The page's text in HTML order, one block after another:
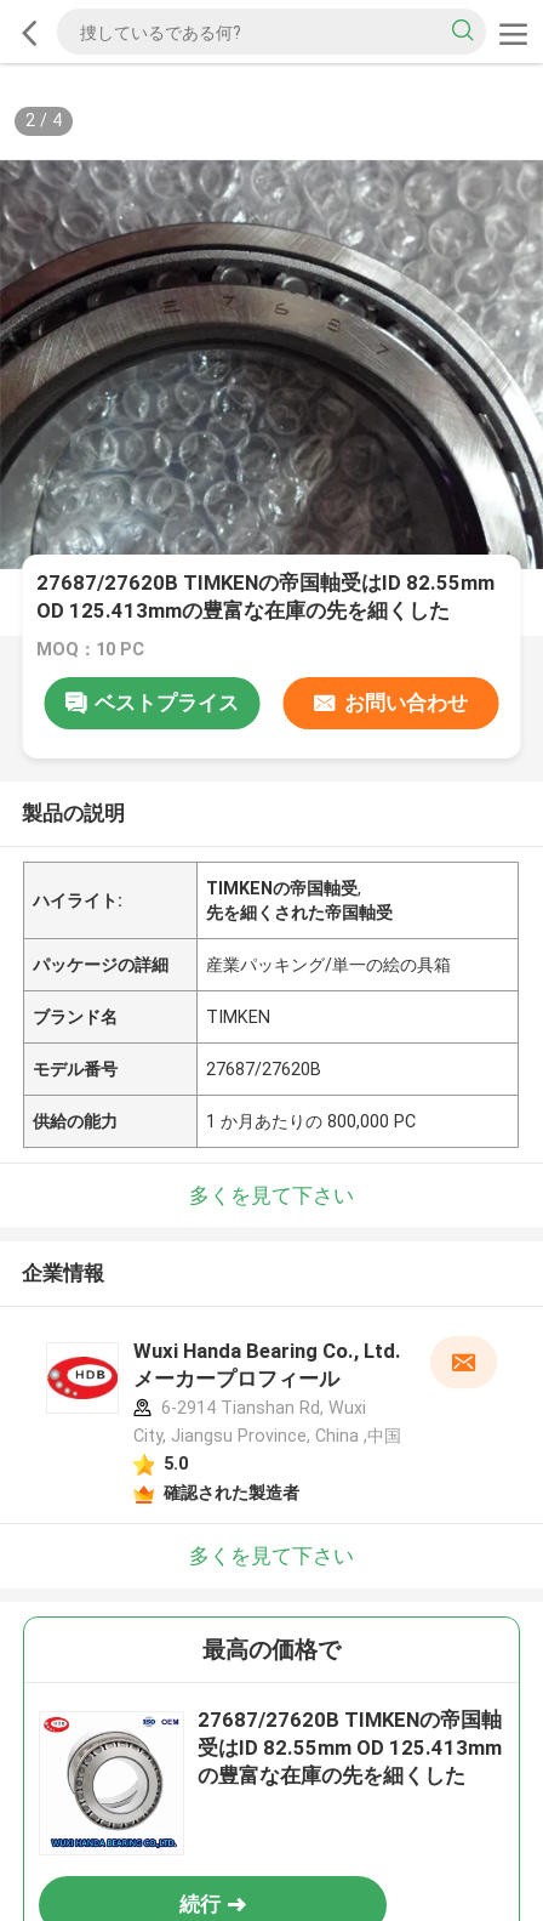
2/ 4
27687/27620B TIMKENの帝国軸受はID 82.55mm
OD 125.413mmの豊富な在庫の先を細くした
MOQ：10 PC
ベストプライス お問い合わせ
製品の説明
ハイライト:
TIMKENの帝国軸受,
先を細くされた帝国軸受
パッケージの詳細 産業パッキング/単一の絵の具箱
ブランド名 TIMKEN
モデル番号 27687/27620B
供給の能力 1 か月あたりの 800,000 PC
多くを見て下さい
企業情報
Wuxi Handa Bearing Co., Ltd.
メーカープロフィール
6-2914 Tianshan Rd, Wuxi
City, Jiangsu Province, China ,中国
5.0
確認された製造者
多くを見て下さい
最高の価格で
27687/27620B TIMKENの帝国軸
受はID 82.55mm OD 125.413mm
の豊富な在庫の先を細くした
続行